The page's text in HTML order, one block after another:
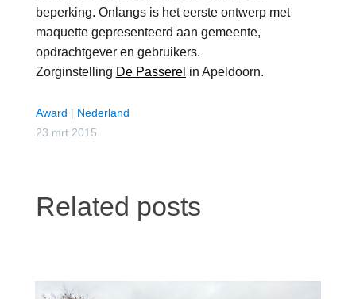
beperking. Onlangs is het eerste ontwerp met
maquette gepresenteerd aan gemeente,
opdrachtgever en gebruikers.
Zorginstelling De Passerel in Apeldoorn.
Award | Nederland
23 mrt 2015
Related posts